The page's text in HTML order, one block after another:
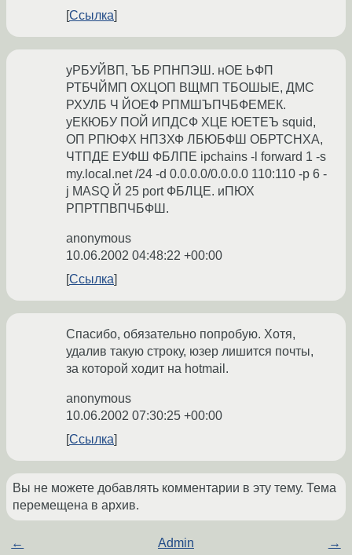
Ссылка
уРБУЙВП, ЪБ РПНПЭШ. нОЕ ЬФП
РТБЧЙМП ОХЦОП ВЩМП ТБОШЫЕ, ДМС
РХУЛБ Ч ЙОЕФ РПМШЪПЧБФЕМЕК.
уЕКЮБУ ПОЙ ИПДСФ ХЦЕ ЮЕТЕЪ squid,
ОП РПЮФХ НПЗХФ ЛБЮБФШ ОБРТСНХА,
ЧТПДЕ ЕУФШ ФБЛПЕ ipchains -l forward 1 -s
my.local.net /24 -d 0.0.0.0/0.0.0.0 110:110 -p 6 -
j MASQ Й 25 port ФБЛЦЕ. иПЮХ
РПРТПВПЧБФШ.
anonymous
10.06.2002 04:48:22 +00:00
Ссылка
Спасибо, обязательно попробую. Хотя,
удалив такую строку, юзер лишится почты,
за которой ходит на hotmail.
anonymous
10.06.2002 07:30:25 +00:00
Ссылка
Вы не можете добавлять комментарии в эту тему. Тема
перемещена в архив.
← Admin →